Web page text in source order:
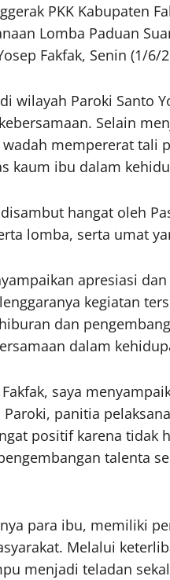
PKK Kabupaten
Lomba Paduan
Fakfak, Senin (1/6/
wilayah Paroki Santo
Selain
mempererat tali
kaum ibu dalam
hangat oleh
lomba, serta umat
apresiasi
kegiatan
dan
dalam
saya
panitia
positif karena tidak
talenta
para ibu, memiliki
Melalui
menjadi teladan